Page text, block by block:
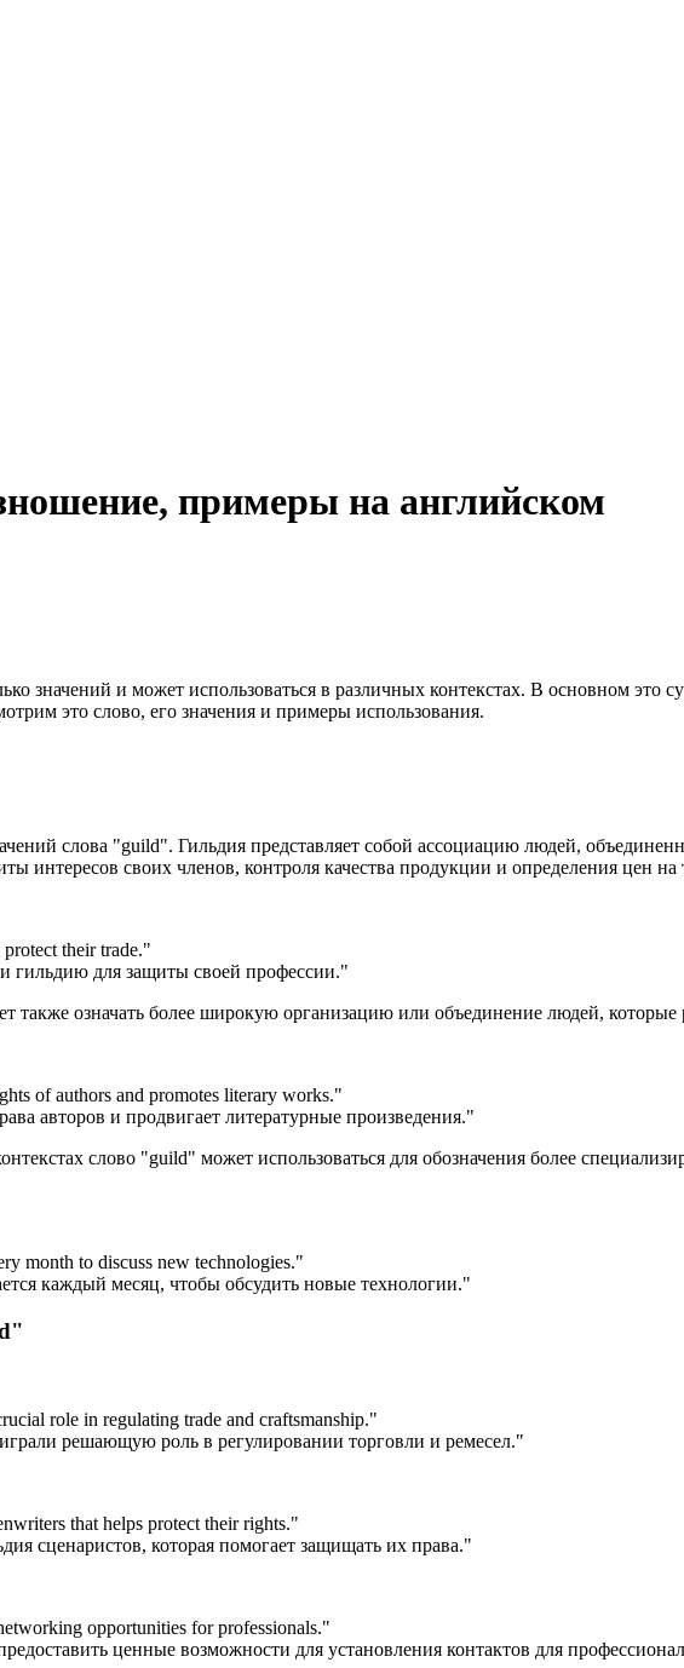
примеры на английском
значений и может использоваться в различных контекстах. В основном это
это слово, его значения и примеры использования.
слова "guild". Гильдия представляет собой ассоциацию людей,
интересов своих членов, контроля качества продукции и определения цен
their trade."
гильдию для защиты своей профессии."
также означать более широкую организацию или объединение людей,
of authors and promotes literary works."
авторов и продвигает литературные произведения."
слово "guild" может использоваться для обозначения более
month to discuss new technologies."
каждый месяц, чтобы обсудить новые технологии."
role in regulating trade and craftsmanship."
решающую роль в регулировании торговли и ремесел."
that helps protect their rights."
сценаристов, которая помогает защищать их права."
opportunities for professionals."
ценные возможности для установления контактов для